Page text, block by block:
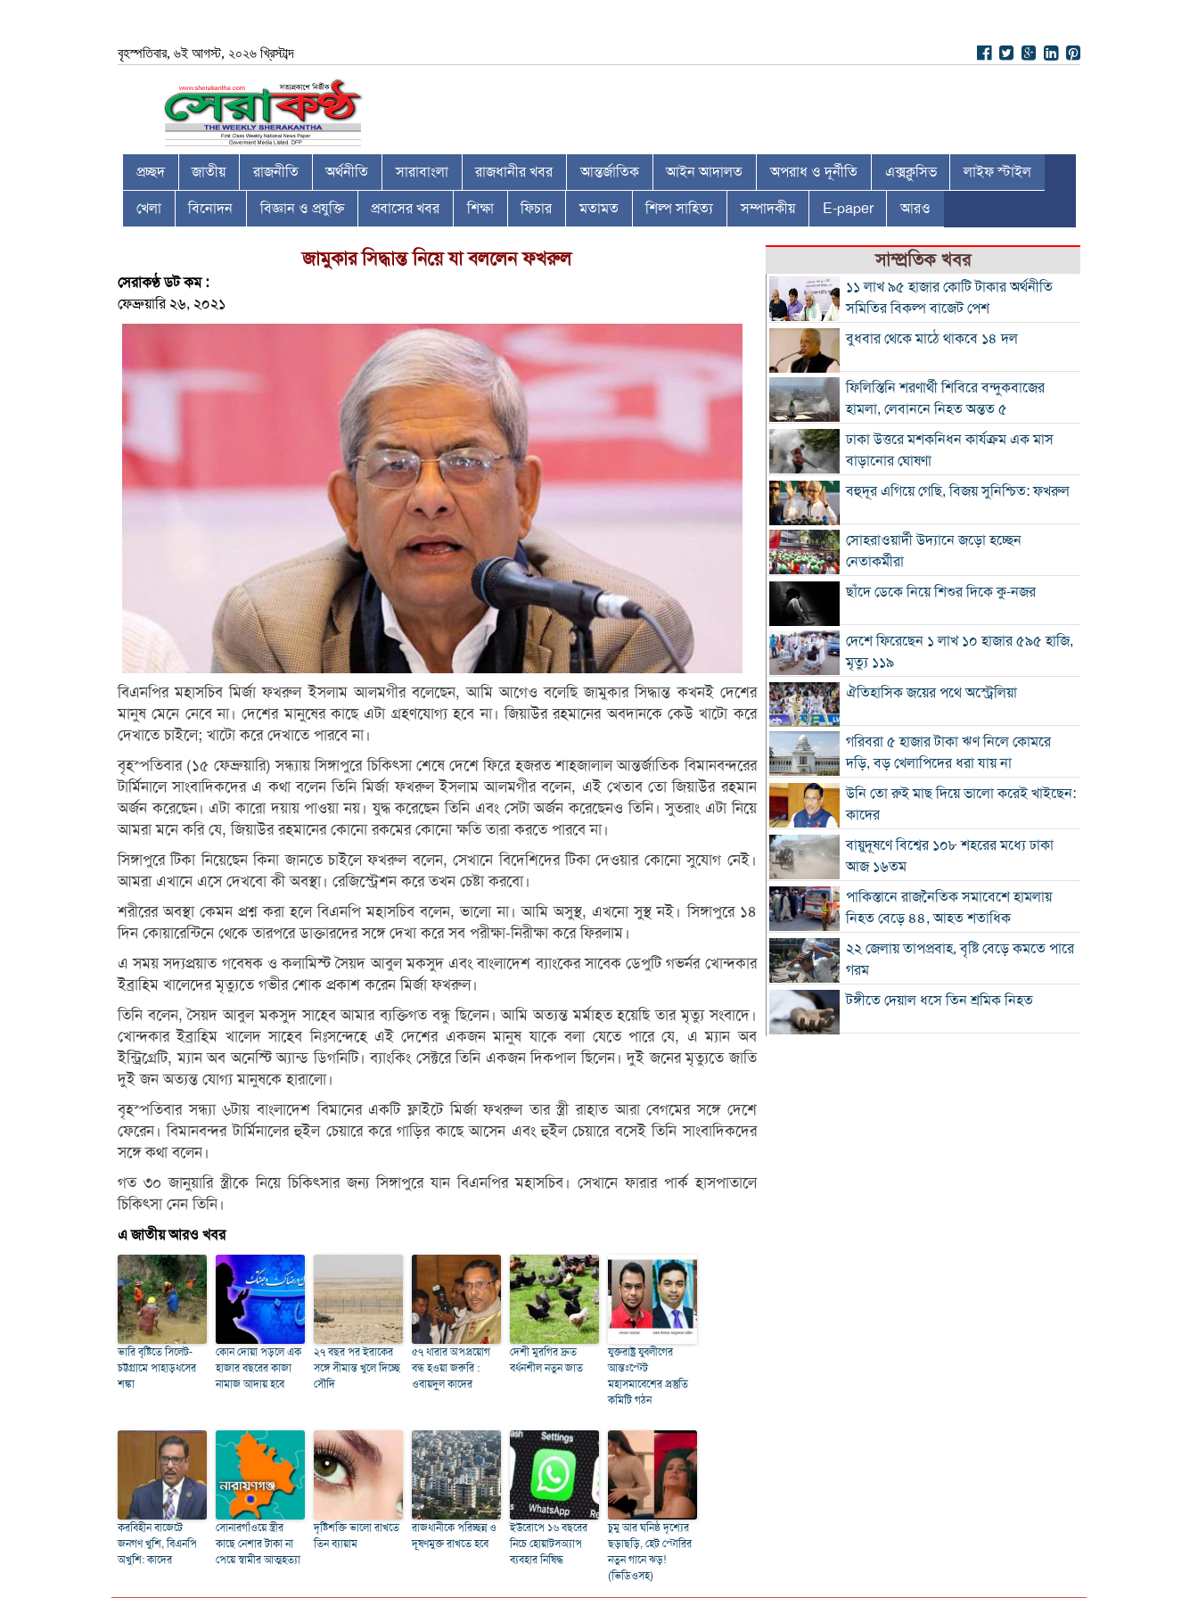
বৃহস্পতিবার, ৬ই আগস্ট, ২০২৬ খ্রিস্টাব্দ
প্রচ্ছদ জাতীয় রাজনীতি অর্থনীতি সারাবাংলা রাজধানীর খবর আন্তর্জাতিক আইন আদালত অপরাধ ও দূর্নীতি এক্সক্লুসিভ লাইফ স্টাইল
খেলা বিনোদন বিজ্ঞান ও প্রযুক্তি প্রবাসের খবর শিক্ষা ফিচার মতামত শিল্প সাহিত্য সম্পাদকীয় E-paper আরও
জামুকার সিদ্ধান্ত নিয়ে যা বললেন ফখরুল
সেরাকণ্ঠ ডট কম :
ফেব্রুয়ারি ২৬, ২০২১
বিএনপির মহাসচিব মির্জা ফখরুল ইসলাম আলমগীর বলেছেন, আমি আগেও বলেছি জামুকার সিদ্ধান্ত কখনই দেশের
মানুষ মেনে নেবে না। দেশের মানুষের কাছে এটা গ্রহণযোগ্য হবে না। জিয়াউর রহমানের অবদানকে কেউ খাটো করে
দেখাতে চাইলে; খাটো করে দেখাতে পারবে না।
বৃহস্পতিবার (১৫ ফেব্রুয়ারি) সন্ধ্যায় সিঙ্গাপুরে চিকিৎসা শেষে দেশে ফিরে হজরত শাহজালাল আন্তর্জাতিক বিমানবন্দরের
টার্মিনালে সাংবাদিকদের এ কথা বলেন তিনি মির্জা ফখরুল ইসলাম আলমগীর বলেন, এই খেতাব তো জিয়াউর রহমান
অর্জন করেছেন। এটা কারো দয়ায় পাওয়া নয়। যুদ্ধ করেছেন তিনি এবং সেটা অর্জন করেছেনও তিনি। সুতরাং এটা নিয়ে
আমরা মনে করি যে, জিয়াউর রহমানের কোনো রকমের কোনো ক্ষতি তারা করতে পারবে না।
সিঙ্গাপুরে টিকা নিয়েছেন কিনা জানতে চাইলে ফখরুল বলেন, সেখানে বিদেশিদের টিকা দেওয়ার কোনো সুযোগ নেই।
আমরা এখানে এসে দেখবো কী অবস্থা। রেজিস্ট্রেশন করে তখন চেষ্টা করবো।
শরীরের অবস্থা কেমন প্রশ্ন করা হলে বিএনপি মহাসচিব বলেন, ভালো না। আমি অসুস্থ, এখনো সুস্থ নই। সিঙ্গাপুরে ১৪
দিন কোয়ারেন্টিনে থেকে তারপরে ডাক্তারদের সঙ্গে দেখা করে সব পরীক্ষা-নিরীক্ষা করে ফিরলাম।
এ সময় সদ্যপ্রয়াত গবেষক ও কলামিস্ট সৈয়দ আবুল মকসুদ এবং বাংলাদেশ ব্যাংকের সাবেক ডেপুটি গভর্নর খোন্দকার
ইব্রাহিম খালেদের মৃত্যুতে গভীর শোক প্রকাশ করেন মির্জা ফখরুল।
তিনি বলেন, সৈয়দ আবুল মকসুদ সাহেব আমার ব্যক্তিগত বন্ধু ছিলেন। আমি অত্যন্ত মর্মাহত হয়েছি তার মৃত্যু সংবাদে।
খোন্দকার ইব্রাহিম খালেদ সাহেব নিঃসন্দেহে এই দেশের একজন মানুষ যাকে বলা যেতে পারে যে, এ ম্যান অব
ইন্ট্রিগ্রেটি, ম্যান অব অনেস্টি অ্যান্ড ডিগনিটি। ব্যাংকিং সেক্টরে তিনি একজন দিকপাল ছিলেন। দুই জনের মৃত্যুতে জাতি
দুই জন অত্যন্ত যোগ্য মানুষকে হারালো।
বৃহস্পতিবার সন্ধ্যা ৬টায় বাংলাদেশ বিমানের একটি ফ্লাইটে মির্জা ফখরুল তার স্ত্রী রাহাত আরা বেগমের সঙ্গে দেশে
ফেরেন। বিমানবন্দর টার্মিনালের হুইল চেয়ারে করে গাড়ির কাছে আসেন এবং হুইল চেয়ারে বসেই তিনি সাংবাদিকদের
সঙ্গে কথা বলেন।
গত ৩০ জানুয়ারি স্ত্রীকে নিয়ে চিকিৎসার জন্য সিঙ্গাপুরে যান বিএনপির মহাসচিব। সেখানে ফারার পার্ক হাসপাতালে
চিকিৎসা নেন তিনি।
এ জাতীয় আরও খবর
ভারি বৃষ্টিতে সিলেট-
চট্টগ্রামে পাহাড়ধসের
শঙ্কা
কোন দোয়া পড়লে এক
হাজার বছরের কাজা
নামাজ আদায় হবে
২৭ বছর পর ইরাকের
সঙ্গে সীমান্ত খুলে দিচ্ছে
সৌদি
৫৭ ধারার অপপ্রয়োগ
বন্ধ হওয়া জরুরি :
ওবায়দুল কাদের
দেশী মুরগির দ্রুত
বর্ধনশীল নতুন জাত
যুক্তরাষ্ট্র যুবলীগের
আন্তঃস্টেট
মহাসমাবেশের প্রস্তুতি
কমিটি গঠন
করবিহীন বাজেটে
জনগণ খুশি, বিএনপি
অখুশি: কাদের
সোনারগাঁওয়ে স্ত্রীর
কাছে নেশার টাকা না
পেয়ে স্বামীর আত্মহত্যা
দৃষ্টিশক্তি ভালো রাখতে
তিন ব্যায়াম
রাজধানীকে পরিচ্ছন্ন ও
দূষণমুক্ত রাখতে হবে
ইউরোপে ১৬ বছরের
নিচে হোয়াটসঅ্যাপ
ব্যবহার নিষিদ্ধ
চুমু আর ঘনিষ্ঠ দৃশ্যের
ছড়াছড়ি, হেট স্টোরির
নতুন গানে ঝড়!
(ভিডিওসহ)
সাম্প্রতিক খবর
১১ লাখ ৯৫ হাজার কোটি টাকার অর্থনীতি
সমিতির বিকল্প বাজেট পেশ
বুধবার থেকে মাঠে থাকবে ১৪ দল
ফিলিস্তিনি শরণার্থী শিবিরে বন্দুকবাজের
হামলা, লেবাননে নিহত অন্তত ৫
ঢাকা উত্তরে মশকনিধন কার্যক্রম এক মাস
বাড়ানোর ঘোষণা
বহুদূর এগিয়ে গেছি, বিজয় সুনিশ্চিত: ফখরুল
সোহরাওয়ার্দী উদ্যানে জড়ো হচ্ছেন
নেতাকর্মীরা
ছাঁদে ডেকে নিয়ে শিশুর দিকে কু-নজর
দেশে ফিরেছেন ১ লাখ ১০ হাজার ৫৯৫ হাজি,
মৃত্যু ১১৯
ঐতিহাসিক জয়ের পথে অস্ট্রেলিয়া
গরিবরা ৫ হাজার টাকা ঋণ নিলে কোমরে
দড়ি, বড় খেলাপিদের ধরা যায় না
উনি তো রুই মাছ দিয়ে ভালো করেই খাইছেন:
কাদের
বায়ুদূষণে বিশ্বের ১০৮ শহরের মধ্যে ঢাকা
আজ ১৬তম
পাকিস্তানে রাজনৈতিক সমাবেশে হামলায়
নিহত বেড়ে ৪৪, আহত শতাধিক
২২ জেলায় তাপপ্রবাহ, বৃষ্টি বেড়ে কমতে পারে
গরম
টঙ্গীতে দেয়াল ধসে তিন শ্রমিক নিহত